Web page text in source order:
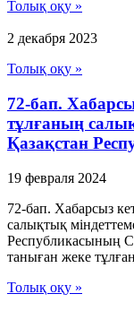
Толық оқу »
2 декабря 2023
Толық оқу »
72-бап.
тұлғаның
Қазақстан
19 февраля 2024
72-бап. Хабарсыз
салықтық
Республикасының
таныған жеке
Толық оқу »